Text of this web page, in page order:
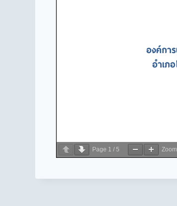
Page 1 / 5 Zoom